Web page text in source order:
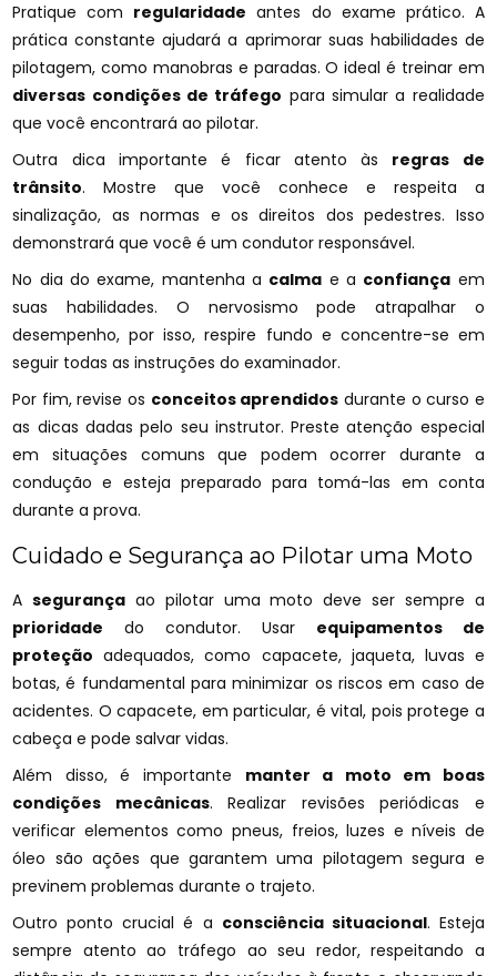
Pratique com regularidade antes do exame prático. A
prática constante ajudará a aprimorar suas habilidades de
pilotagem, como manobras e paradas. O ideal é treinar em
diversas condições de tráfego para simular a realidade
que você encontrará ao pilotar.
Outra dica importante é ficar atento às regras de
trânsito. Mostre que você conhece e respeita a
sinalização, as normas e os direitos dos pedestres. Isso
demonstrará que você é um condutor responsável.
No dia do exame, mantenha a calma e a confiança em
suas habilidades. O nervosismo pode atrapalhar o
desempenho, por isso, respire fundo e concentre-se em
seguir todas as instruções do examinador.
Por fim, revise os conceitos aprendidos durante o curso e
as dicas dadas pelo seu instrutor. Preste atenção especial
em situações comuns que podem ocorrer durante a
condução e esteja preparado para tomá-las em conta
durante a prova.
Cuidado e Segurança ao Pilotar uma Moto
Asegurança ao pilotar uma moto deve ser sempre a
prioridade do condutor. Usar equipamentos de
proteção adequados, como capacete, jaqueta, luvas e
botas, é fundamental para minimizar os riscos em caso de
acidentes. O capacete, em particular, é vital, pois protege a
cabeça e pode salvar vidas.
Além disso, é importante manter a moto em boas
condições mecânicas. Realizar revisões periódicas e
verificar elementos como pneus, freios, luzes e níveis de
óleo são ações que garantem uma pilotagem segura e
previnem problemas durante o trajeto.
Outro ponto crucial é a consciência situacional. Esteja
sempre atento ao tráfego ao seu redor, respeitando a